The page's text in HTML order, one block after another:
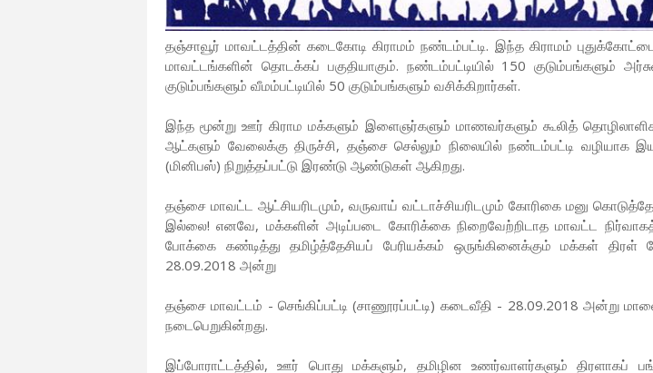
தஞ்சாவூர் மாவட்டத்தின் கடைகோடி கிராமம் நண்டம்பட்டி. இந்த கிராமம் புதுக்கோட்டை
மாவட்டங்களின் தொடக்கப் பகுதியாகும். நண்டம்பட்டியில் 150 குடும்பங்களும்
குடும்பங்களும் வீமம்பட்டியில் 50 குடும்பங்களும் வசிக்கிறார்கள்.
இந்த மூன்று ஊர் கிராம மக்களும் இளைஞர்களும் மாணவர்களும் கூலித்
ஆட்களும் வேலைக்கு திருச்சி, தஞ்சை செல்லும் நிலையில் நண்டம்பட்டி வழியாக
(மினிபஸ்) நிறுத்தப்பட்டு இரண்டு ஆண்டுகள் ஆகிறது.
தஞ்சை மாவட்ட ஆட்சியரிடமும், வருவாய் வட்டாச்சியரிடமும் கோரிகை மனு
இல்லை! எனவே, மக்களின் அடிப்படை கோரிக்கை நிறைவேற்றிடாத மாவட்ட
போக்கை கண்டித்து தமிழ்த்தேசியப் பேரியக்கம் ஒருங்கினைக்கும் மக்கள் திரள்
28.09.2018 அன்று
தஞ்சை மாவட்டம் - செங்கிப்பட்டி (சாணூரப்பட்டி) கடைவீதி - 28.09.2018 அன்று
நடைபெறுகின்றது.
இப்போராட்டத்தில், ஊர் பொது மக்களும், தமிழின உணர்வாளர்களும் திரளாகப்